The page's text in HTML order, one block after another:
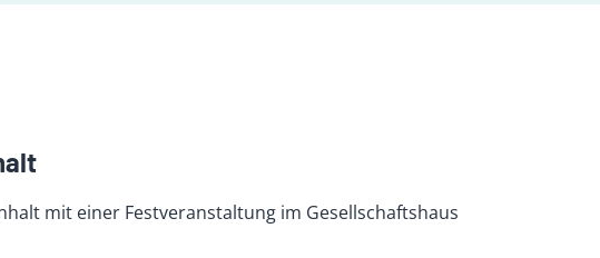
mit einer Festveranstaltung im Gesellschaftshaus